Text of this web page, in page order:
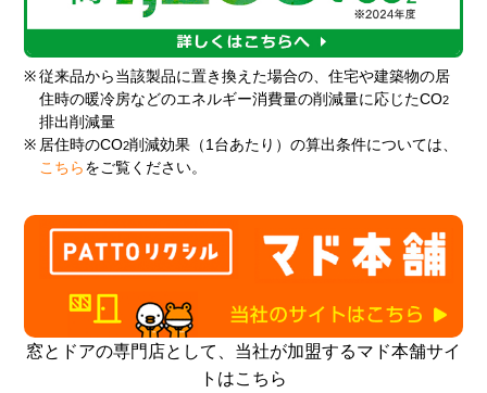
※ 従来品から当該製品に置き換えた場合の、住宅や建築物の居
住時の暖冷房などのエネルギー消費量の削減量に応じたCO2
排出削減量
※ 居住時のCO2削減効果（1台あたり）の算出条件については、
こちら をご覧ください。
窓とドアの専門店として、当社が加盟するマド本舗サイ
トはこちら